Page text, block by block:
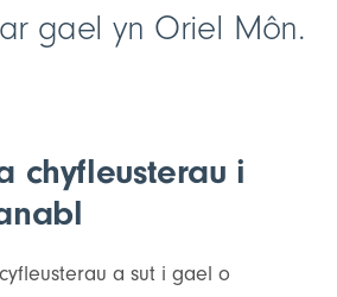
gael yn Oriel Môn.
chyfleusterau i
a sut i gael o